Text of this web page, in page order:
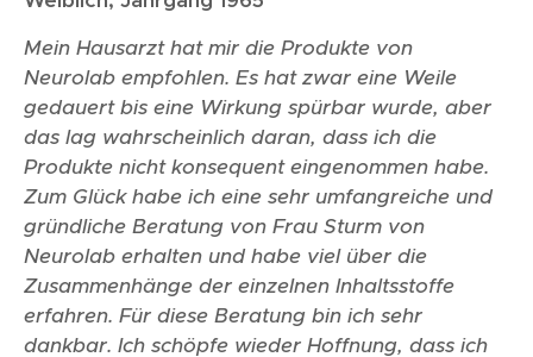
Mein Hausarzt hat mir die Produkte von
Neurolab empfohlen. Es hat zwar eine Weile
gedauert bis eine Wirkung spürbar wurde, aber
das lag wahrscheinlich daran, dass ich die
Produkte nicht konsequent eingenommen habe.
Zum Glück habe ich eine sehr umfangreiche und
gründliche Beratung von Frau Sturm von
Neurolab erhalten und habe viel über die
Zusammenhänge der einzelnen Inhaltsstoffe
erfahren. Für diese Beratung bin ich sehr
dankbar. Ich schöpfe wieder Hoffnung, dass ich